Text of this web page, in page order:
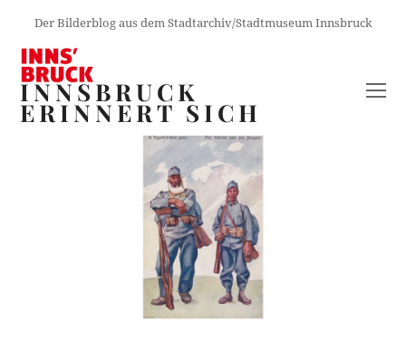
Der Bilderblog aus dem Stadtarchiv/Stadtmuseum Innsbruck
INNSBRUCK
ERINNERT SICH